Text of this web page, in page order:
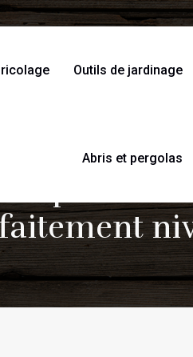
Outils de jardinage
Abris et pergolas